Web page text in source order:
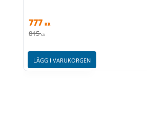
777 KR
815 KR
LÄGG I VARUKORGEN